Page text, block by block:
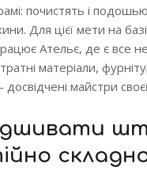
почистять і
Для цієї мети на базі
Ательє, де є все
матеріали,
майстри